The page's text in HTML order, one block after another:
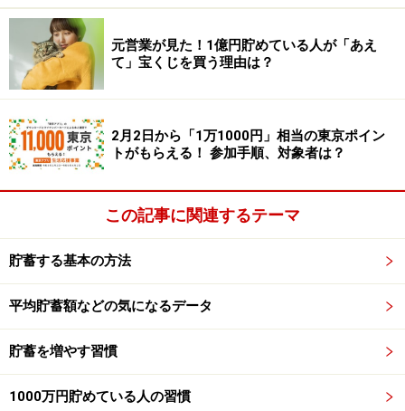
はなかなか作れなかったレシピを自宅で再現できるよう
になりました。楽しみながら1000万円を貯めている人
は、新しいレシピの挑戦を趣味にしているという声も聞
きます。
「自宅では作れないから、お店で食べていた」というメ
ニューでも、自宅で作れるようになれば、その分の出費
が浮くというわけです。
そして特別な日に、美味しいレストランに食べに行く――
そうやってメリハリをつけて、貯蓄と楽しみの両方を叶
えているのです。
5. フリマアプリやネットオークションへの
出品
フリマアプリやネットオークションは、日常的に利用す
元営業が見た！1億円貯めている人が「あえ
て」宝くじを買う理由は？
2月2日から「1万1000円」相当の東京ポイン
トがもらえる！ 参加手順、対象者は？
この記事に関連するテーマ
貯蓄する基本の方法
平均貯蓄額などの気になるデータ
貯蓄を増やす習慣
1000万円貯めている人の習慣